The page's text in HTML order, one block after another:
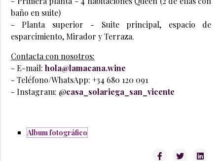
baño en suite)
- Planta superior - Suite principal, espacio de
esparcimiento, Mirador y Terraza.
Contacta con nosotros:
- E-mail: hola@lamacana.wine
- Teléfono/WhatsApp: +34 680 120 091
- Instagram: @casa_solariega_san_vicente
Album fotográfico